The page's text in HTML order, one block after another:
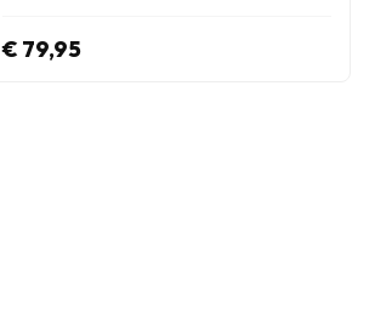
€ 79,95